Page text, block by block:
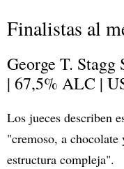
Finalistas al
George T.
| 67,5% ALC |
Los jueces describen
"cremoso, a
estructura compleja".